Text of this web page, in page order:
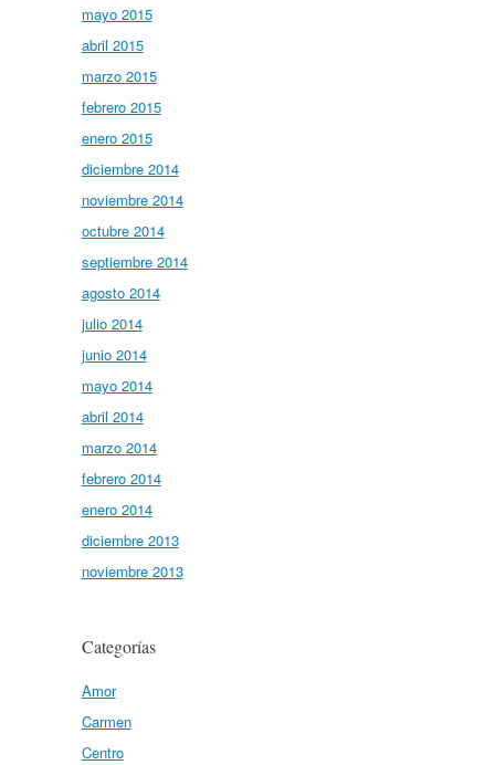
mayo 2015
abril 2015
marzo 2015
febrero 2015
enero 2015
diciembre 2014
noviembre 2014
octubre 2014
septiembre 2014
agosto 2014
julio 2014
junio 2014
mayo 2014
abril 2014
marzo 2014
febrero 2014
enero 2014
diciembre 2013
noviembre 2013
Categorías
Amor
Carmen
Centro